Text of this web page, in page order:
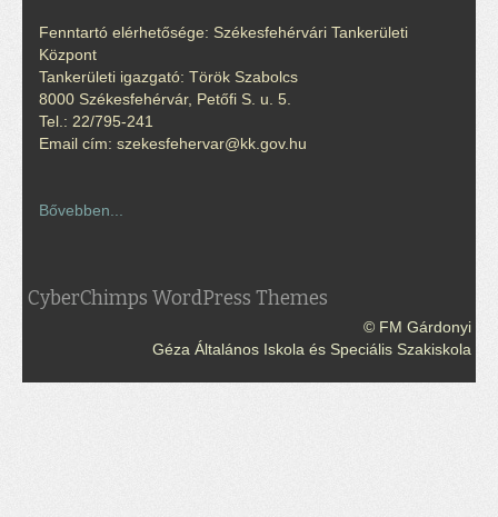
Fenntartó elérhetősége: Székesfehérvári Tankerületi
Központ
Tankerületi igazgató: Török Szabolcs
8000 Székesfehérvár, Petőfi S. u. 5.
Tel.: 22/795-241
Email cím: szekesfehervar@kk.gov.hu
Bővebben...
CyberChimps WordPress Themes
© FM Gárdonyi
Géza Általános Iskola és Speciális Szakiskola